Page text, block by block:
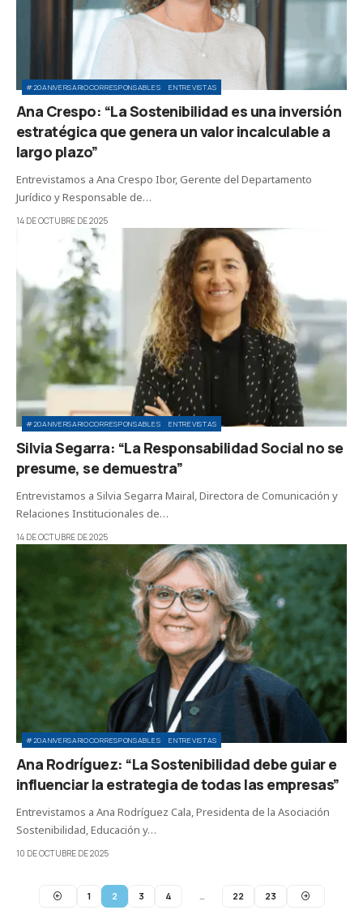
#20ANIVERSARIOCORRESPONSABLES ENTREVISTAS
Ana Crespo: “La Sostenibilidad es una inversión
estratégica que genera un valor incalculable a
largo plazo”
Entrevistamos a Ana Crespo Ibor, Gerente del Departamento
Jurídico y Responsable de…
14 DE OCTUBRE DE 2025
#20ANIVERSARIOCORRESPONSABLES ENTREVISTAS
Silvia Segarra: “La Responsabilidad Social no se
presume, se demuestra”
Entrevistamos a Silvia Segarra Mairal, Directora de Comunicación y
Relaciones Institucionales de…
14 DE OCTUBRE DE 2025
#20ANIVERSARIOCORRESPONSABLES ENTREVISTAS
Ana Rodríguez: “La Sostenibilidad debe guiar e
influenciar la estrategia de todas las empresas”
Entrevistamos a Ana Rodríguez Cala, Presidenta de la Asociación
Sostenibilidad, Educación y…
10 DE OCTUBRE DE 2025
1 2 3 4 … 22 23